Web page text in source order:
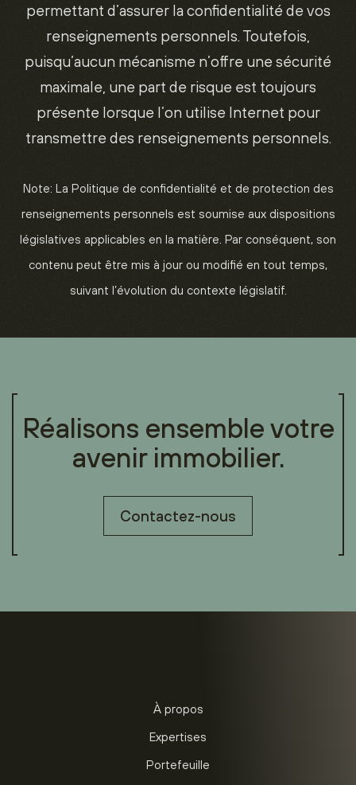
permettant d’assurer la confidentialité de vos
renseignements personnels. Toutefois,
puisqu’aucun mécanisme n’offre une sécurité
maximale, une part de risque est toujours
présente lorsque l’on utilise Internet pour
transmettre des renseignements personnels.
Note: La Politique de confidentialité et de protection des
renseignements personnels est soumise aux dispositions
législatives applicables en la matière. Par conséquent, son
contenu peut être mis à jour ou modifié en tout temps,
suivant l’évolution du contexte législatif.
Réalisons ensemble votre
avenir immobilier.
Contactez-nous
À propos
Expertises
Portefeuille